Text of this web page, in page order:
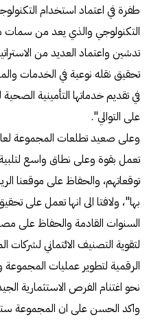
طفرة في اعتماد استخدام
التكنولوجي والذي يعد من سمات
تدشين واعتماد العديد من
تحقيق نقله نوعية في الخدمات
في تقديم خدماتها التأمينية الصحية
على التوالي".
تعمل بقوة وعلى نطاق واسع
توقعاتهم، والحفاظ على موقعنا
بها"، ولافتا الى انها تعمل على
السنوات القادمة والحفاظ على
لتقوية التصنيف الائتماني لشركات
الرقمية لتطوير عمليات
نحو اغتنام الفرص الاستثمارية
واكد الحسن على ان المجموعة